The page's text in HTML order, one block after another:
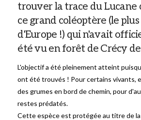
trouver la trace du Lucane
ce grand coléoptère (le
d'Europe !) qui n'avait
été vu en forêt de Crécy
L'objectif a été pleinement atteint
ont été trouvés ! Pour certains vivants,
des grumes en bord de chemin, pour
restes prédatés.
Cette espèce est protégée au titre de